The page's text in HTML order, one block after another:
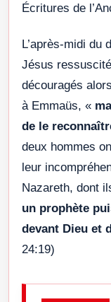
Écritures de
L’après-midi du
Jésus
découragés
à Emmaüs, «
de le
deux hommes
leur
Nazareth, dont
un prophète
devant Dieu et
24:19)